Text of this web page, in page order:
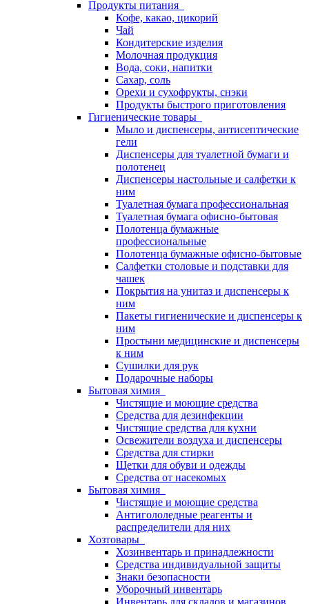
Продукты питания
Кофе, какао, цикорий
Чай
Кондитерские изделия
Молочная продукция
Вода, соки, напитки
Сахар, соль
Орехи и сухофрукты, снэки
Продукты быстрого приготовления
Гигиенические товары
Мыло и диспенсеры, антисептические
гели
Диспенсеры для туалетной бумаги и
полотенец
Диспенсеры настольные и салфетки к
ним
Туалетная бумага профессиональная
Туалетная бумага офисно-бытовая
Полотенца бумажные
профессиональные
Полотенца бумажные офисно-бытовые
Салфетки столовые и подставки для
чашек
Покрытия на унитаз и диспенсеры к
ним
Пакеты гигиенические и диспенсеры к
ним
Простыни медицинские и диспенсеры
к ним
Сушилки для рук
Подарочные наборы
Бытовая химия
Чистящие и моющие средства
Средства для дезинфекции
Чистящие средства для кухни
Освежители воздуха и диспенсеры
Средства для стирки
Щетки для обуви и одежды
Средства от насекомых
Бытовая химия
Чистящие и моющие средства
Антигололедные реагенты и
распределители для них
Хозтовары
Хозинвентарь и принадлежности
Средства индивидуальной защиты
Знаки безопасности
Уборочный инвентарь
Инвентарь для складов и магазинов